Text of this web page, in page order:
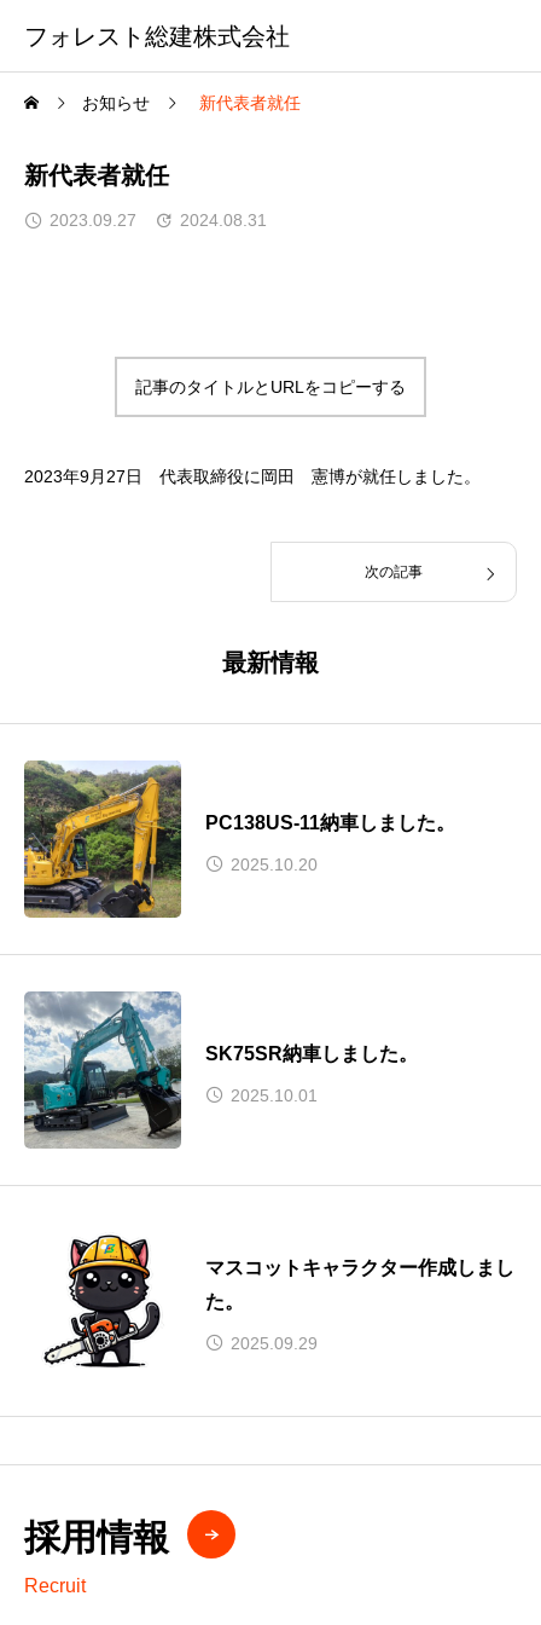
フォレスト総建株式会社
お知らせ 新代表者就任
新代表者就任
2023.09.27 2024.08.31
記事のタイトルとURLをコピーする
2023年9月27日 代表取締役に岡田 憲博が就任しました。
次の記事
最新情報
PC138US-11納車しました。
2025.10.20
SK75SR納車しました。
2025.10.01
マスコットキャラクター作成しまし
た。
2025.09.29
採用情報
Recruit